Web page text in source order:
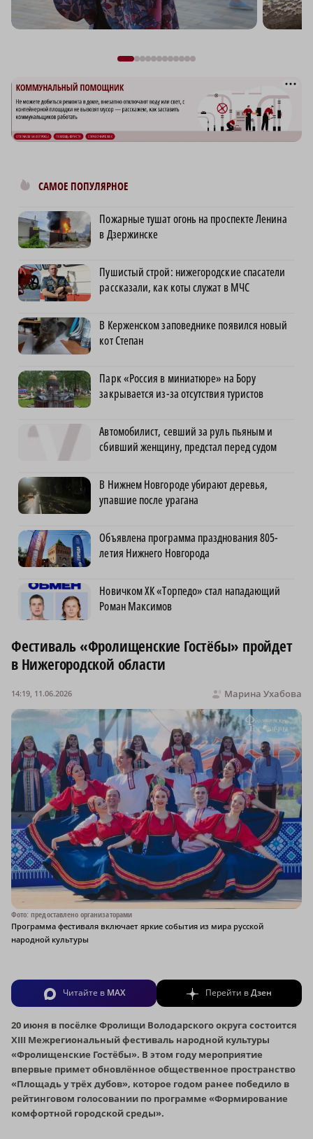
САМОЕ ПОПУЛЯРНОЕ
Пожарные тушат огонь на проспекте Ленина
в Дзержинске
Пушистый строй: нижегородские спасатели
рассказали, как коты служат в МЧС
В Керженском заповеднике появился новый
кот Степан
Парк «Россия в миниатюре» на Бору
закрывается из-за отсутствия туристов
Автомобилист, севший за руль пьяным и
сбивший женщину, предстал перед судом
В Нижнем Новгороде убирают деревья,
упавшие после урагана
Объявлена программа празднования 805-
летия Нижнего Новгорода
Новичком ХК «Торпедо» стал нападающий
Роман Максимов
Фестиваль «Фролищенские Гостёбы» пройдет
в Нижегородской области
Марина Ухабова
14:19, 11.06.2026
Фото: предоставлено организаторами
Программа фестиваля включает яркие события из мира русской
народной культуры
Читайте в MAX Перейти вДзен
20 июня в посёлке Фролищи Володарского округа состоится
XIII Межрегиональный фестиваль народной культуры
«Фролищенские Гостёбы». В этом году мероприятие
впервые примет обновлённое общественное пространство
«Площадь у трёх дубов», которое годом ранее победило в
рейтинговом голосовании по программе «Формирование
комфортной городской среды».